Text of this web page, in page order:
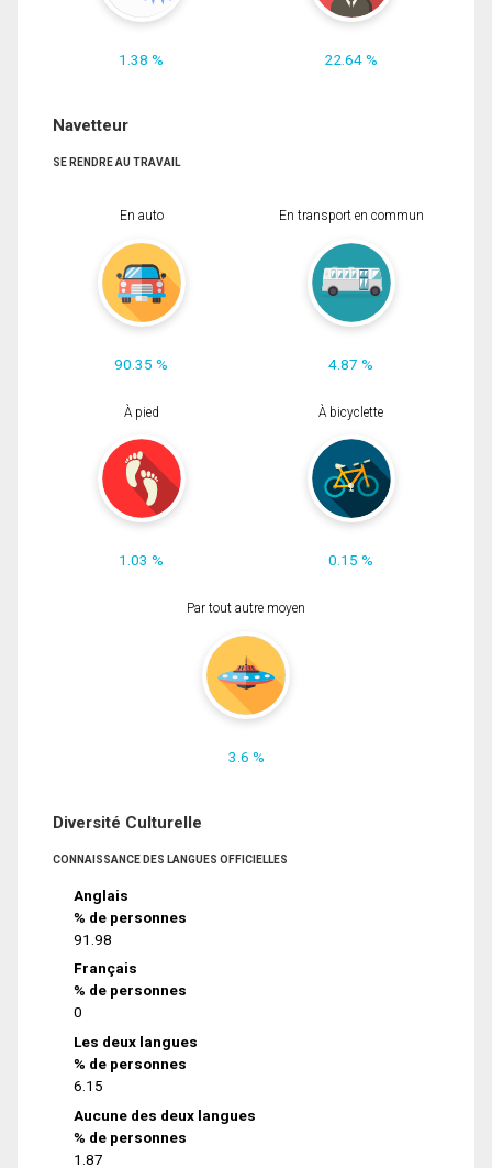
1.38 % 22.64 %
Navetteur
SE RENDRE AU TRAVAIL
En auto
90.35 %
En transport en commun
4.87 %
À pied
1.03 %
À bicyclette
0.15 %
Par tout autre moyen
3.6 %
Diversité Culturelle
CONNAISSANCE DES LANGUES OFFICIELLES
Anglais
% de personnes
91.98
Français
% de personnes
0
Les deux langues
% de personnes
6.15
Aucune des deux langues
% de personnes
1.87